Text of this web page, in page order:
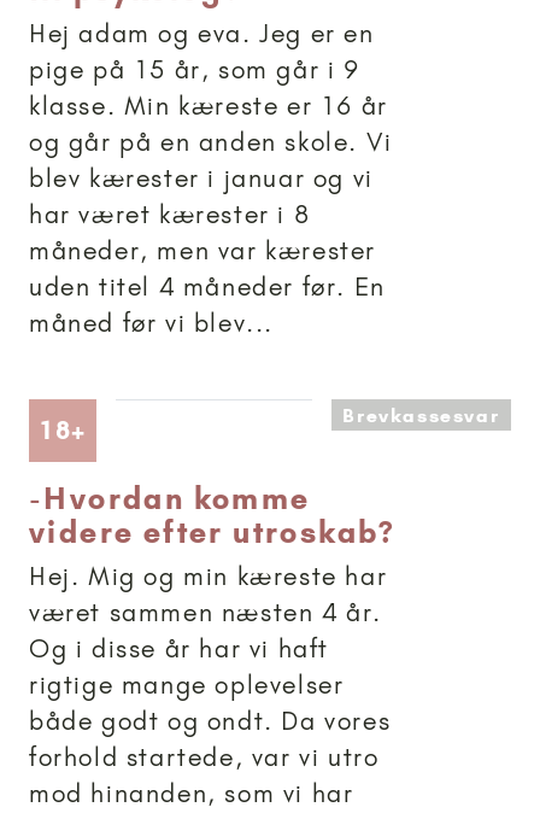
Hej adam og eva. Jeg er en
pige på 15 år, som går i 9
klasse. Min kæreste er 16 år
og går på en anden skole. Vi
blev kærester i januar og vi
har været kærester i 8
måneder, men var kærester
uden titel 4 måneder før. En
måned før vi blev...
18+ Artikler anbefalet til 18+Brevkassesvar
-Hvordan komme
videre efter utroskab?
Hej. Mig og min kæreste har
været sammen næsten 4 år.
Og i disse år har vi haft
rigtige mange oplevelser
både godt og ondt. Da vores
forhold startede, var vi utro
mod hinanden, som vi har